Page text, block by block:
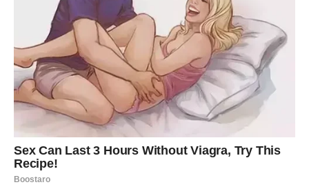
Emocije su ti danas posebno naglašene. Ako si u vezi,
želiš više pažnje i potvrde. Partner možda ne zna koliko ti
je to važno – zato reci, ali bez optuživanja.
Slobodni Rakovi mogu osetiti sudbinski susret. Pogled
koji traje duže, razgovor koji deluje kao da traje
godinama. Intuicija će ti jasno pokazati da li je to prava
priča.
LAV